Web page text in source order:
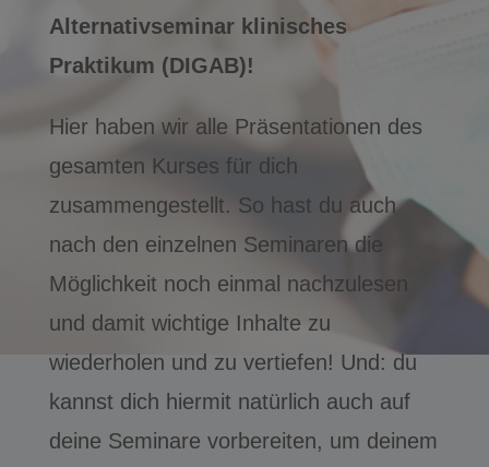
Alternativseminar klinisches
Praktikum (DIGAB)!
Hier haben wir alle Präsentationen des
gesamten Kurses für dich
zusammengestellt. So hast du auch
nach den einzelnen Seminaren die
Möglichkeit noch einmal nachzulesen
und damit wichtige Inhalte zu
wiederholen und zu vertiefen! Und: du
kannst dich hiermit natürlich auch auf
deine Seminare vorbereiten, um deinem